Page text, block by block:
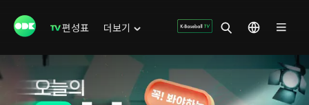
편성표 더보기